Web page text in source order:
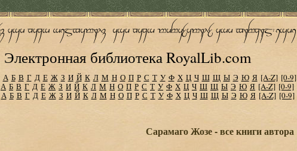
Электронная библиотека RoyalLib.com
А Б В Г Д Е Ж З И Й К Л М Н О П Р С Т У Ф Х Ц Ч Ш Щ Ы Э Ю Я [A-Z] [0-9]
А Б В Г Д Е Ж З И Й К Л М Н О П Р С Т У Ф Х Ц Ч Ш Щ Ы Э Ю Я [A-Z] [0-9]
А Б В Г Д Е Ж З И Й К Л М Н О П Р С Т У Ф Х Ц Ч Ш Щ Ы Э Ю Я [A-Z] [0-9]
Сарамаго Жозе - все книги автора